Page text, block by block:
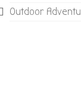
Outdoor